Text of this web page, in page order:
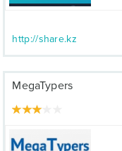
http://share.kz
MegaTypers